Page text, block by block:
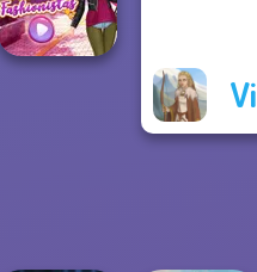
Belle Époque